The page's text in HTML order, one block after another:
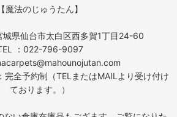
【魔法のじゅうたん】
県仙台市太白区西多賀1丁目24-60
：022-796-9097
完全予約制（TELまたはMAILより受け付け
ております。）